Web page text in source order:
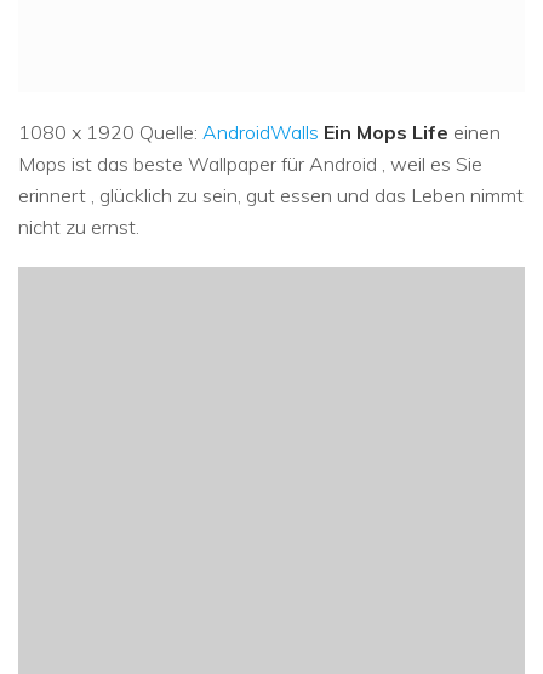
1080 x 1920 Quelle: AndroidWalls Ein Mops Life einen
Mops ist das beste Wallpaper für Android , weil es Sie
erinnert , glücklich zu sein, gut essen und das Leben nimmt
nicht zu ernst.